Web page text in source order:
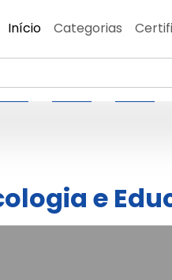
Início Categorias
e